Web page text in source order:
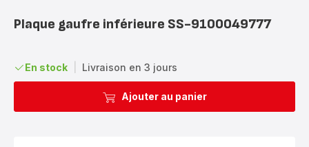
Plaque gaufre inférieure SS-9100049777
En stock Livraison en 3 jours
Ajouter au panier